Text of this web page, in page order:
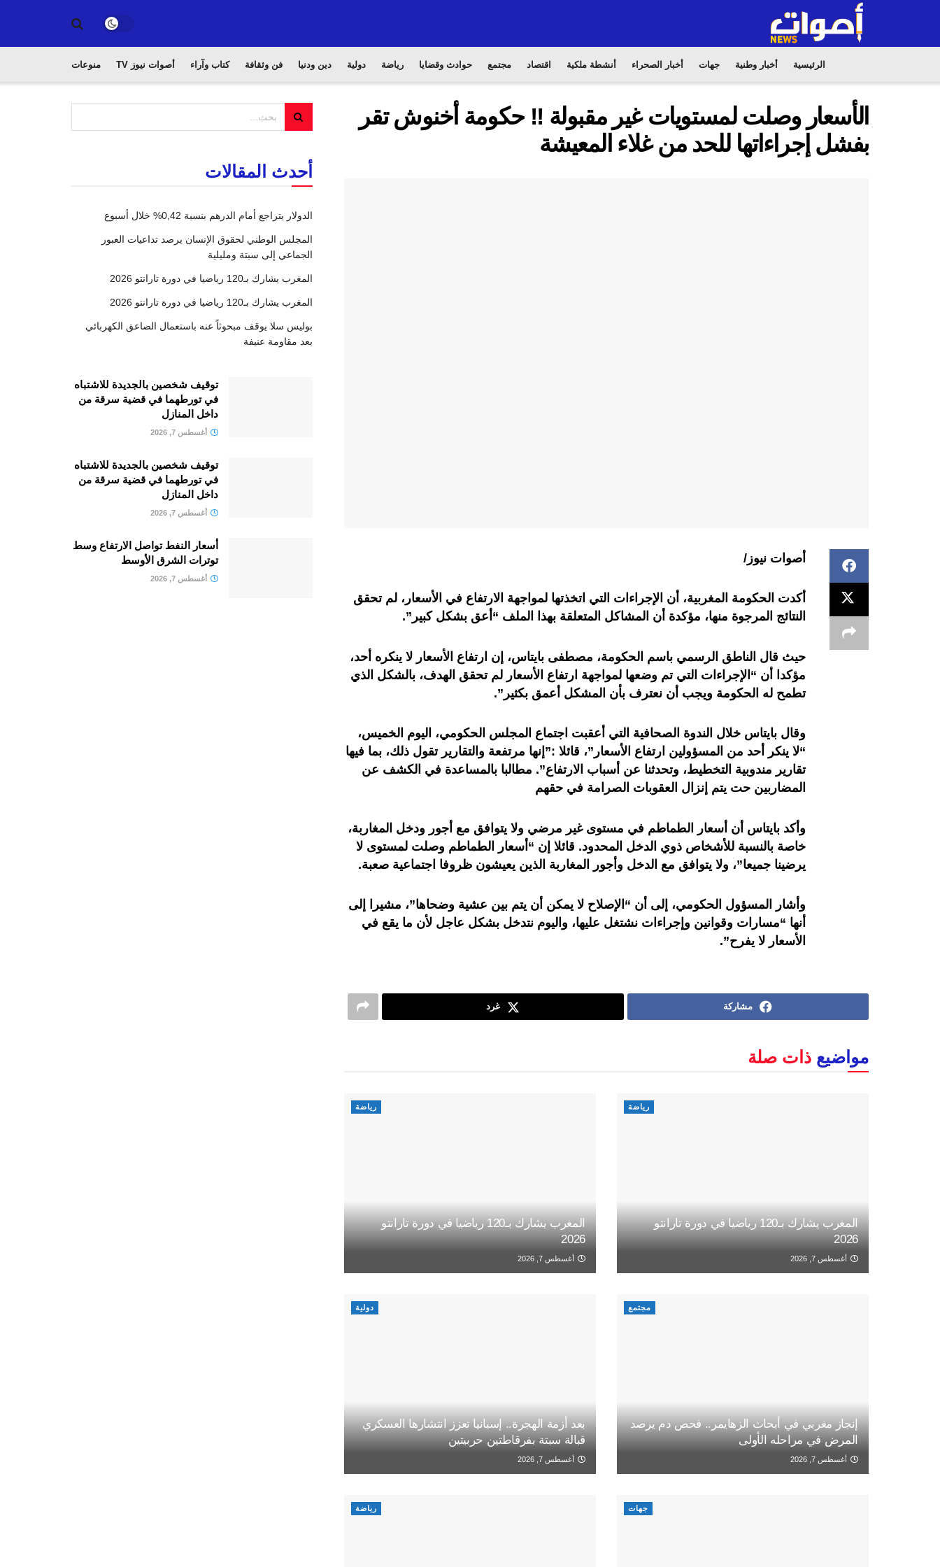
الرئيسية أخبار وطنية جهات أخبار الصحراء أنشطة ملكية اقتصاد مجتمع حوادث وقضايا رياضة دولية دين ودنيا فن وثقافة كتاب وآراء أصوات نيوز TV منوعات
الأسعار وصلت لمستويات غير مقبولة !! حكومة أخنوش تقر
بفشل إجراءاتها للحد من غلاء المعيشة
أصوات نيوز/
أكدت الحكومة المغربية، أن الإجراءات التي اتخذتها لمواجهة الارتفاع في الأسعار، لم تحقق
النتائج المرجوة منها، مؤكدة أن المشاكل المتعلقة بهذا الملف “أعق بشكل كبير”.
حيث قال الناطق الرسمي باسم الحكومة، مصطفى بايتاس، إن ارتفاع الأسعار لا ينكره أحد،
مؤكدا أن “الإجراءات التي تم وضعها لمواجهة ارتفاع الأسعار لم تحقق الهدف، بالشكل الذي
تطمح له الحكومة ويجب أن نعترف بأن المشكل أعمق بكثير”.
وقال بايتاس خلال الندوة الصحافية التي أعقبت اجتماع المجلس الحكومي، اليوم الخميس،
“لا ينكر أحد من المسؤولين ارتفاع الأسعار”، قائلا :”إنها مرتفعة والتقارير تقول ذلك، بما فيها
تقارير مندوبية التخطيط، وتحدثنا عن أسباب الارتفاع”. مطالبا بالمساعدة في الكشف عن
المضاربين حت يتم إنزال العقوبات الصرامة في حقهم
وأكد بايتاس أن أسعار الطماطم في مستوى غير مرضي ولا يتوافق مع أجور ودخل المغاربة،
خاصة بالنسبة للأشخاص ذوي الدخل المحدود. قائلا إن “أسعار الطماطم وصلت لمستوى لا
يرضينا جميعا”، ولا يتوافق مع الدخل وأجور المغاربة الذين يعيشون ظروفا اجتماعية صعبة.
وأشار المسؤول الحكومي، إلى أن “الإصلاح لا يمكن أن يتم بين عشية وضحاها”، مشيرا إلى
أنها “مسارات وقوانين وإجراءات نشتغل عليها، واليوم نتدخل بشكل عاجل لأن ما يقع في
الأسعار لا يفرح”.
مشاركة غرد
مواضيع ذات صلة
رياضة
المغرب يشارك بـ120 رياضيا في دورة تارانتو
2026
أغسطس 7, 2026
رياضة
المغرب يشارك بـ120 رياضيا في دورة تارانتو
2026
أغسطس 7, 2026
مجتمع
إنجاز مغربي في أبحاث الزهايمر.. فحص دم يرصد
المرض في مراحله الأولى
أغسطس 7, 2026
دولية
بعد أزمة الهجرة.. إسبانيا تعزز انتشارها العسكري
قبالة سبتة بفرقاطتين حربيتين
أغسطس 7, 2026
جهات رياضة
أحدث المقالات
الدولار يتراجع أمام الدرهم بنسبة 0,42% خلال أسبوع
المجلس الوطني لحقوق الإنسان يرصد تداعيات العبور
الجماعي إلى سبتة ومليلية
المغرب يشارك بـ120 رياضيا في دورة تارانتو 2026
المغرب يشارك بـ120 رياضيا في دورة تارانتو 2026
بوليس سلا يوقف مبحوثاً عنه باستعمال الصاعق الكهربائي
بعد مقاومة عنيفة
توقيف شخصين بالجديدة للاشتباه
في تورطهما في قضية سرقة من
داخل المنازل
أغسطس 7, 2026
توقيف شخصين بالجديدة للاشتباه
في تورطهما في قضية سرقة من
داخل المنازل
أغسطس 7, 2026
أسعار النفط تواصل الارتفاع وسط
توترات الشرق الأوسط
أغسطس 7, 2026